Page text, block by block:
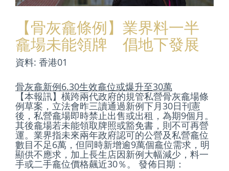
【骨灰龕條例】業界料一半
龕場未能領牌 倡地下發展
資料: 香港01
骨灰龕新例6.30生效龕位或爆升至30萬
【本報訊】橫跨兩代政府的規管私營骨灰龕場條
例草案，立法會昨三讀通過新例下月30日刊憲
後，私營龕場即時禁止出售或出租，為期9個月。
其後龕場若未能領取牌照或豁免書，則不可再營
運。業界指未來兩年政府認可的公營及私營龕位
數目不足6萬，但同時新增逾9萬個龕位需求，明
顯供不應求，加上長生店因新例大幅減少，料一
手或二手龕位價格飆近30％。 發佈日期：